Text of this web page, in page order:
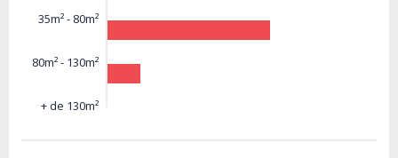
35m² - 80m²
80m² - 130m²
+ de 130m²